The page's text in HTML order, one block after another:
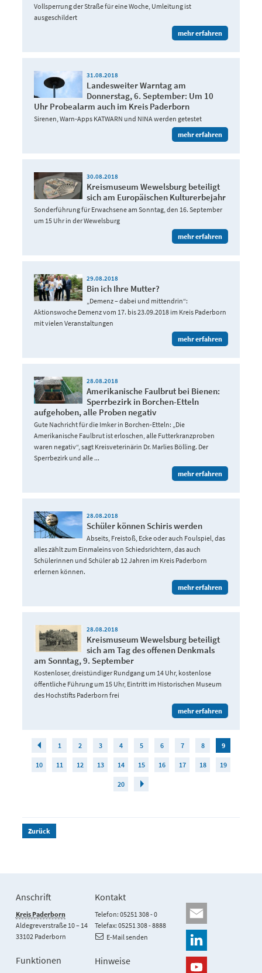
Vollsperrung der Straße für eine Woche, Umleitung ist
ausgeschildert
mehr erfahren
31.08.2018
Landesweiter Warntag am
Donnerstag, 6. September: Um 10
Uhr Probealarm auch im Kreis Paderborn
Sirenen, Warn-Apps KATWARN und NINA werden getestet
mehr erfahren
30.08.2018
Kreismuseum Wewelsburg beteiligt
sich am Europäischen Kulturerbejahr
Sonderführung für Erwachsene am Sonntag, den 16. September
um 15 Uhr in der Wewelsburg
mehr erfahren
29.08.2018
Bin ich Ihre Mutter?
„Demenz – dabei und mittendrin“:
Aktionswoche Demenz vom 17. bis 23.09.2018 im Kreis Paderborn
mit vielen Veranstaltungen
mehr erfahren
28.08.2018
Amerikanische Faulbrut bei Bienen:
Sperrbezirk in Borchen-Etteln
aufgehoben, alle Proben negativ
Gute Nachricht für die Imker in Borchen-Etteln: „Die
Amerikanische Faulbrut ist erloschen, alle Futterkranzproben
waren negativ“, sagt Kreisveterinärin Dr. Marlies Bölling. Der
Sperrbezirk und alle ...
mehr erfahren
28.08.2018
Schüler können Schiris werden
Abseits, Freistoß, Ecke oder auch Foulspiel, das
alles zählt zum Einmaleins von Schiedsrichtern, das auch
Schülerinnen und Schüler ab 12 Jahren im Kreis Paderborn
erlernen können.
mehr erfahren
28.08.2018
Kreismuseum Wewelsburg beteiligt
sich am Tag des offenen Denkmals
am Sonntag, 9. September
Kostenloser, dreistündiger Rundgang um 14 Uhr, kostenlose
öffentliche Führung um 15 Uhr, Eintritt im Historischen Museum
des Hochstifts Paderborn frei
mehr erfahren
1 2 3 4 5 6 7 8 9
10 11 12 13 14 15 16 17 18 19
20
Zurück
Anschrift
Kreis Paderborn
Aldegreverstraße 10 – 14
33102 Paderborn
Kontakt
Telefon: 05251 308 - 0
Telefax: 05251 308 - 8888
E-Mail senden
Funktionen Hinweise